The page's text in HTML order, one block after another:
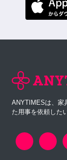
ANYTIMESは、家
た用事を依頼した